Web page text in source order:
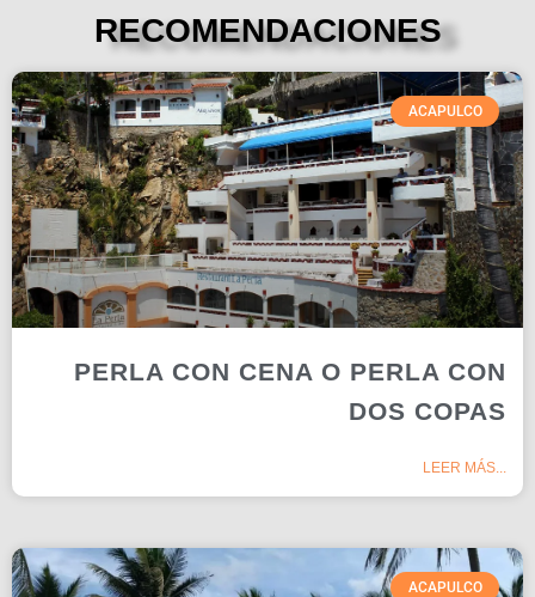
RECOMENDACIONES
ACAPULCO
PERLA CON CENA O PERLA CON
DOS COPAS
LEER MÁS...
ACAPULCO